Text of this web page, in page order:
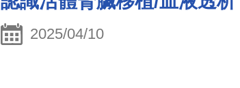
2025/04/10